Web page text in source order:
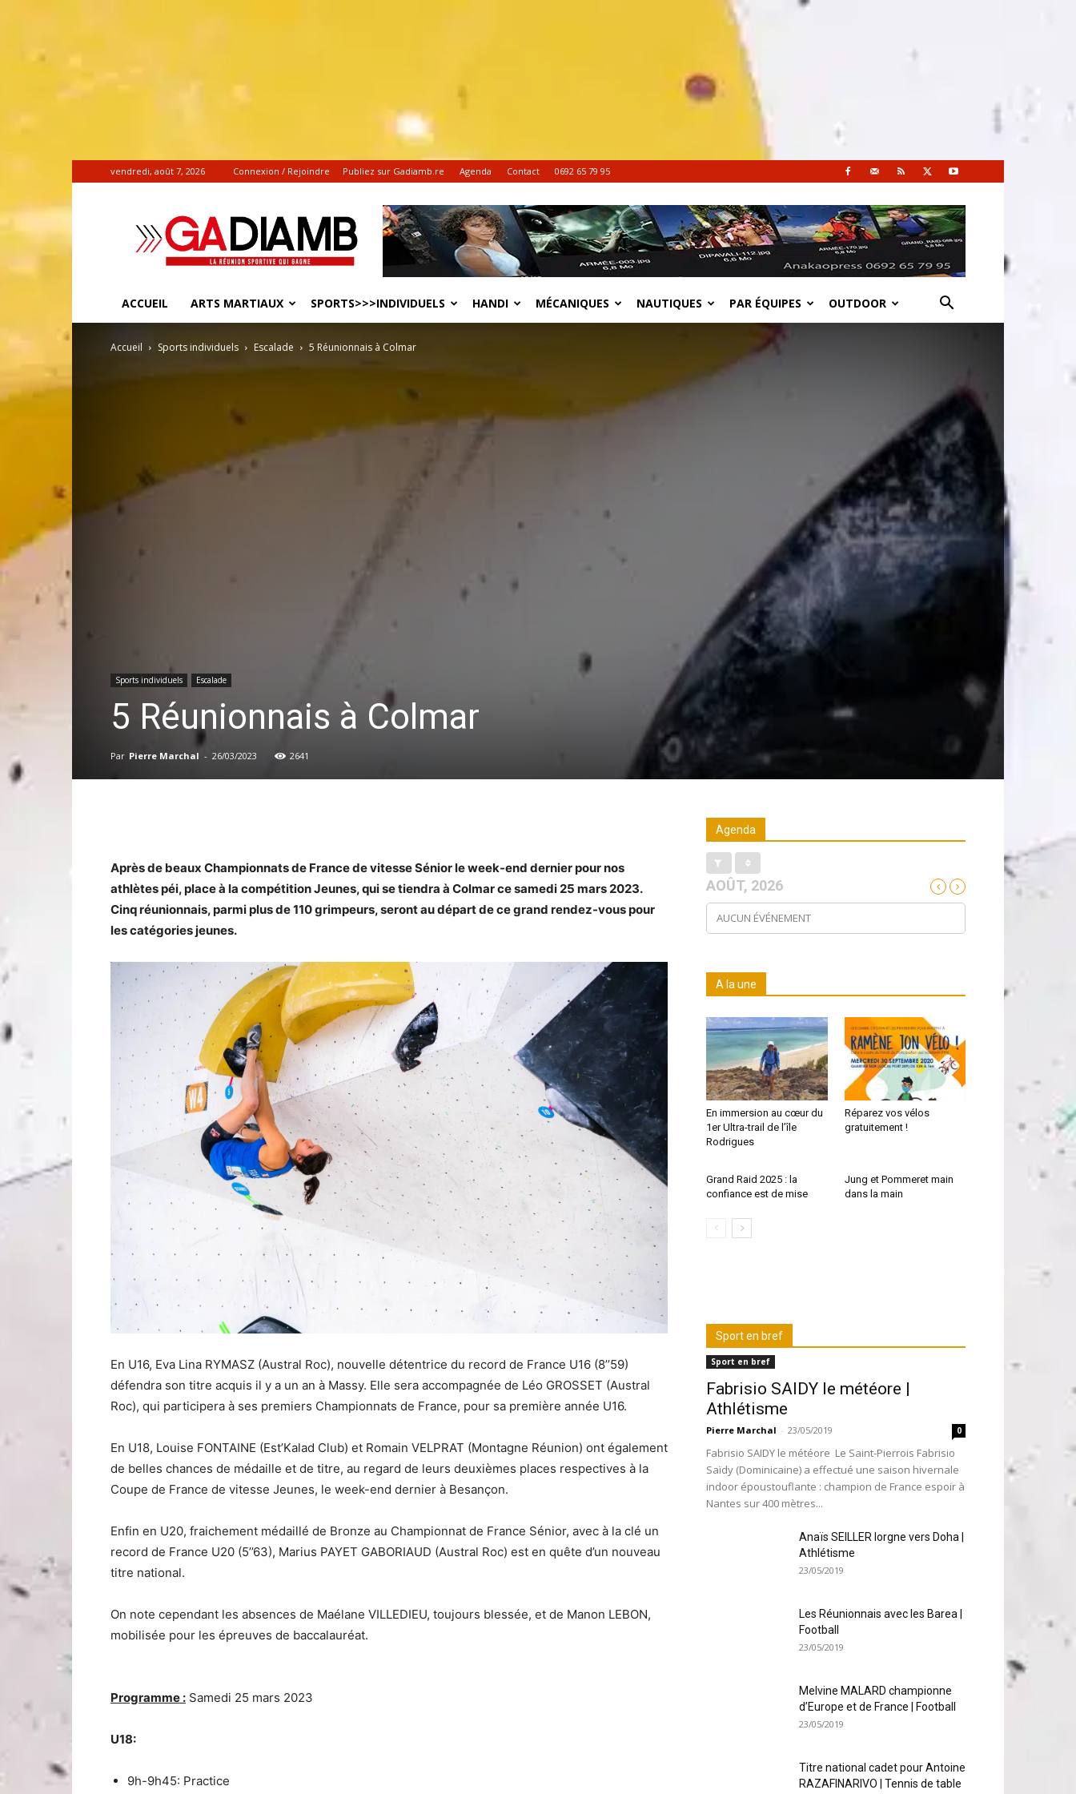
vendredi, août 7, 2026 Connexion / Rejoindre Publiez sur Gadiamb.re Agenda Contact 0692 65 79 95
Gadiamb.re
|
Actualités
sportives
ACCUEIL ARTS MARTIAUX SPORTS>>>INDIVIDUELS HANDI MÉCANIQUES NAUTIQUES PAR ÉQUIPES OUTDOOR
Accueil Sports individuels Escalade 5 Réunionnais à Colmar
Sports individuels Escalade
5 Réunionnais à Colmar
Par Pierre Marchal - 26/03/2023 2641
Après de beaux Championnats de France de vitesse Sénior le week-end dernier pour nos
athlètes péi, place à la compétition Jeunes, qui se tiendra à Colmar ce samedi 25 mars 2023.
Cinq réunionnais, parmi plus de 110 grimpeurs, seront au départ de ce grand rendez-vous pour
les catégories jeunes.
En U16, Eva Lina RYMASZ (Austral Roc), nouvelle détentrice du record de France U16 (8’’59)
défendra son titre acquis il y a un an à Massy. Elle sera accompagnée de Léo GROSSET (Austral
Roc), qui participera à ses premiers Championnats de France, pour sa première année U16.
En U18, Louise FONTAINE (Est’Kalad Club) et Romain VELPRAT (Montagne Réunion) ont également
de belles chances de médaille et de titre, au regard de leurs deuxièmes places respectives à la
Coupe de France de vitesse Jeunes, le week-end dernier à Besançon.
Enfin en U20, fraichement médaillé de Bronze au Championnat de France Sénior, avec à la clé un
record de France U20 (5’’63), Marius PAYET GABORIAUD (Austral Roc) est en quête d’un nouveau
titre national.
On note cependant les absences de Maélane VILLEDIEU, toujours blessée, et de Manon LEBON,
mobilisée pour les épreuves de baccalauréat.
Programme : Samedi 25 mars 2023
U18:
9h-9h45: Practice
Agenda
AOÛT, 2026
AUCUN ÉVÉNEMENT
A la une
En immersion au cœur du
1er Ultra-trail de l’île
Rodrigues
Réparez vos vélos
gratuitement !
Grand Raid 2025 : la
confiance est de mise
Jung et Pommeret main
dans la main
Sport en bref
Sport en bref
Fabrisio SAIDY le météore |
Athlétisme
Pierre Marchal - 23/05/2019 0
Fabrisio SAIDY le météore Le Saint-Pierrois Fabrisio
Saïdy (Dominicaine) a effectué une saison hivernale
indoor époustouflante : champion de France espoir à
Nantes sur 400 mètres...
Anaïs SEILLER lorgne vers Doha |
Athlétisme
23/05/2019
Les Réunionnais avec les Barea |
Football
23/05/2019
Melvine MALARD championne
d’Europe et de France | Football
23/05/2019
Titre national cadet pour Antoine
RAZAFINARIVO | Tennis de table